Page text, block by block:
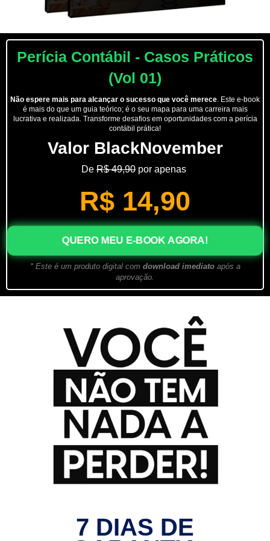
Perícia Contábil - Casos Práticos
(Vol 01)
Não espere mais para alcançar o sucesso que você merece. Este e-book
é mais do que um guia teórico; é o seu mapa para uma carreira mais
lucrativa e realizada. Transforme desafios em oportunidades com a perícia
contábil prática!
Valor BlackNovember
De R$ 49,90 por apenas
R$ 14,90
QUERO MEU E-BOOK AGORA!
* Este é um produto digital com download imediatoapós a
aprovação.
7 DIAS DE